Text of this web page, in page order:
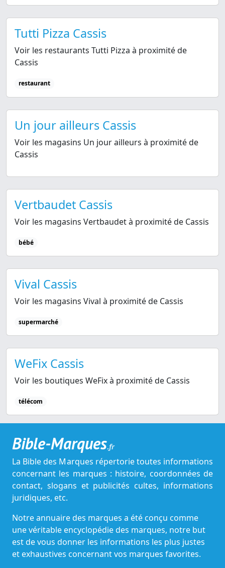
Tutti Pizza Cassis
Voir les restaurants Tutti Pizza à proximité de
Cassis
restaurant
Un jour ailleurs Cassis
Voir les magasins Un jour ailleurs à proximité de
Cassis
Vertbaudet Cassis
Voir les magasins Vertbaudet à proximité de Cassis
bébé
Vival Cassis
Voir les magasins Vival à proximité de Cassis
supermarché
WeFix Cassis
Voir les boutiques WeFix à proximité de Cassis
télécom
Bible-Marques.fr
La Bible des Marques répertorie toutes informations
concernant les marques : histoire, coordonnées de
contact, slogans et publicités cultes, informations
juridiques, etc.
Notre annuaire des marques a été conçu comme
une véritable encyclopédie des marques, notre but
est de vous donner les informations les plus justes
et exhaustives concernant vos marques favorites.